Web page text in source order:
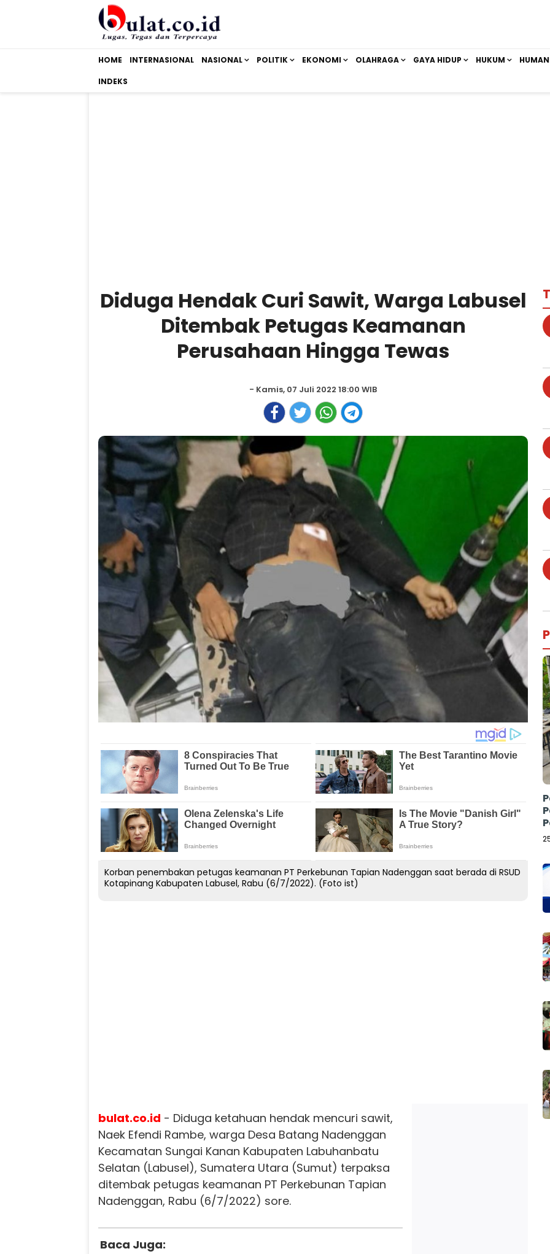
HOME INTERNASIONAL NASIONAL POLITIK EKONOMI OLAHRAGA GAYA HIDUP HUKUM
INDEKS
Diduga Hendak Curi Sawit, Warga Labusel
Ditembak Petugas Keamanan
Perusahaan Hingga Tewas
- Kamis, 07 Juli 2022 18:00 WIB
Korban penembakan petugas keamanan PT Perkebunan Tapian Nadenggan saat berada di RSUD
Kotapinang Kabupaten Labusel, Rabu (6/7/2022). (Foto ist)
bulat.co.id - Diduga ketahuan hendak mencuri sawit,
Naek Efendi Rambe, warga Desa Batang Nadenggan
Kecamatan Sungai Kanan Kabupaten Labuhanbatu
Selatan (Labusel), Sumatera Utara (Sumut) terpaksa
ditembak petugas keamanan PT Perkebunan Tapian
Nadenggan, Rabu (6/7/2022) sore.
Baca Juga: